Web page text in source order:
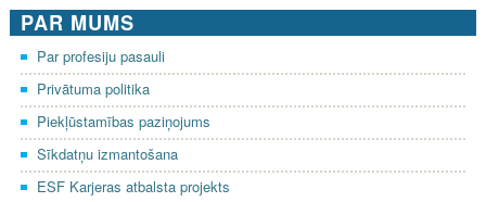
PAR MUMS
Par profesiju pasauli
Privātuma politika
Piekļūstamības paziņojums
Sīkdatņu izmantošana
ESF Karjeras atbalsta projekts